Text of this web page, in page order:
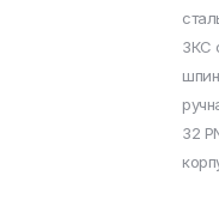
ЗКС
32